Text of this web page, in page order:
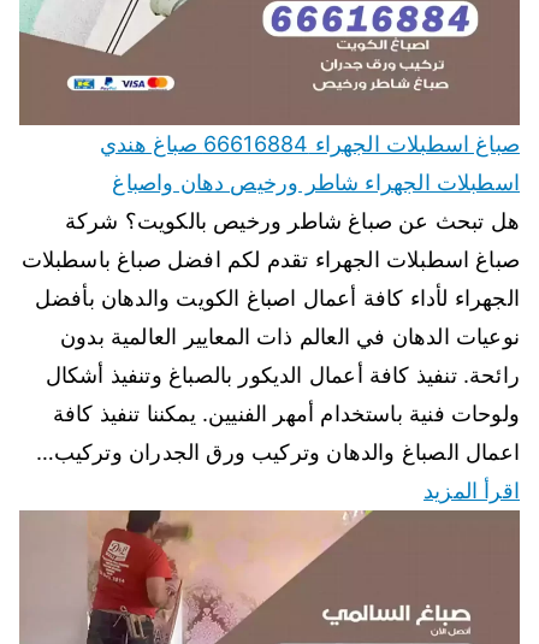
صباغ اسطبلات الجهراء 66616884 صباغ هندي
اسطبلات الجهراء شاطر ورخيص دهان واصباغ
هل تبحث عن صباغ شاطر ورخيص بالكويت؟ شركة
صباغ اسطبلات الجهراء تقدم لكم افضل صباغ باسطبلات
الجهراء لأداء كافة أعمال اصباغ الكويت والدهان بأفضل
نوعيات الدهان في العالم ذات المعايير العالمية بدون
رائحة. تنفيذ كافة أعمال الديكور بالصباغ وتنفيذ أشكال
ولوحات فنية باستخدام أمهر الفنيين. يمكننا تنفيذ كافة
اعمال الصباغ والدهان وتركيب ورق الجدران وتركيب…
اقرأ المزيد